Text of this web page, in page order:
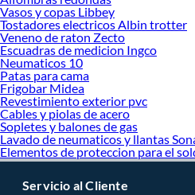
Vasos y copas Libbey
Tostadores electricos Albin trotter
Veneno de raton Zecto
Escuadras de medicion Ingco
Neumaticos 10
Patas para cama
Frigobar Midea
Revestimiento exterior pvc
Cables y piolas de acero
Sopletes y balones de gas
Lavado de neumaticos y llantas
Elementos de proteccion para el
Servicio al Cliente